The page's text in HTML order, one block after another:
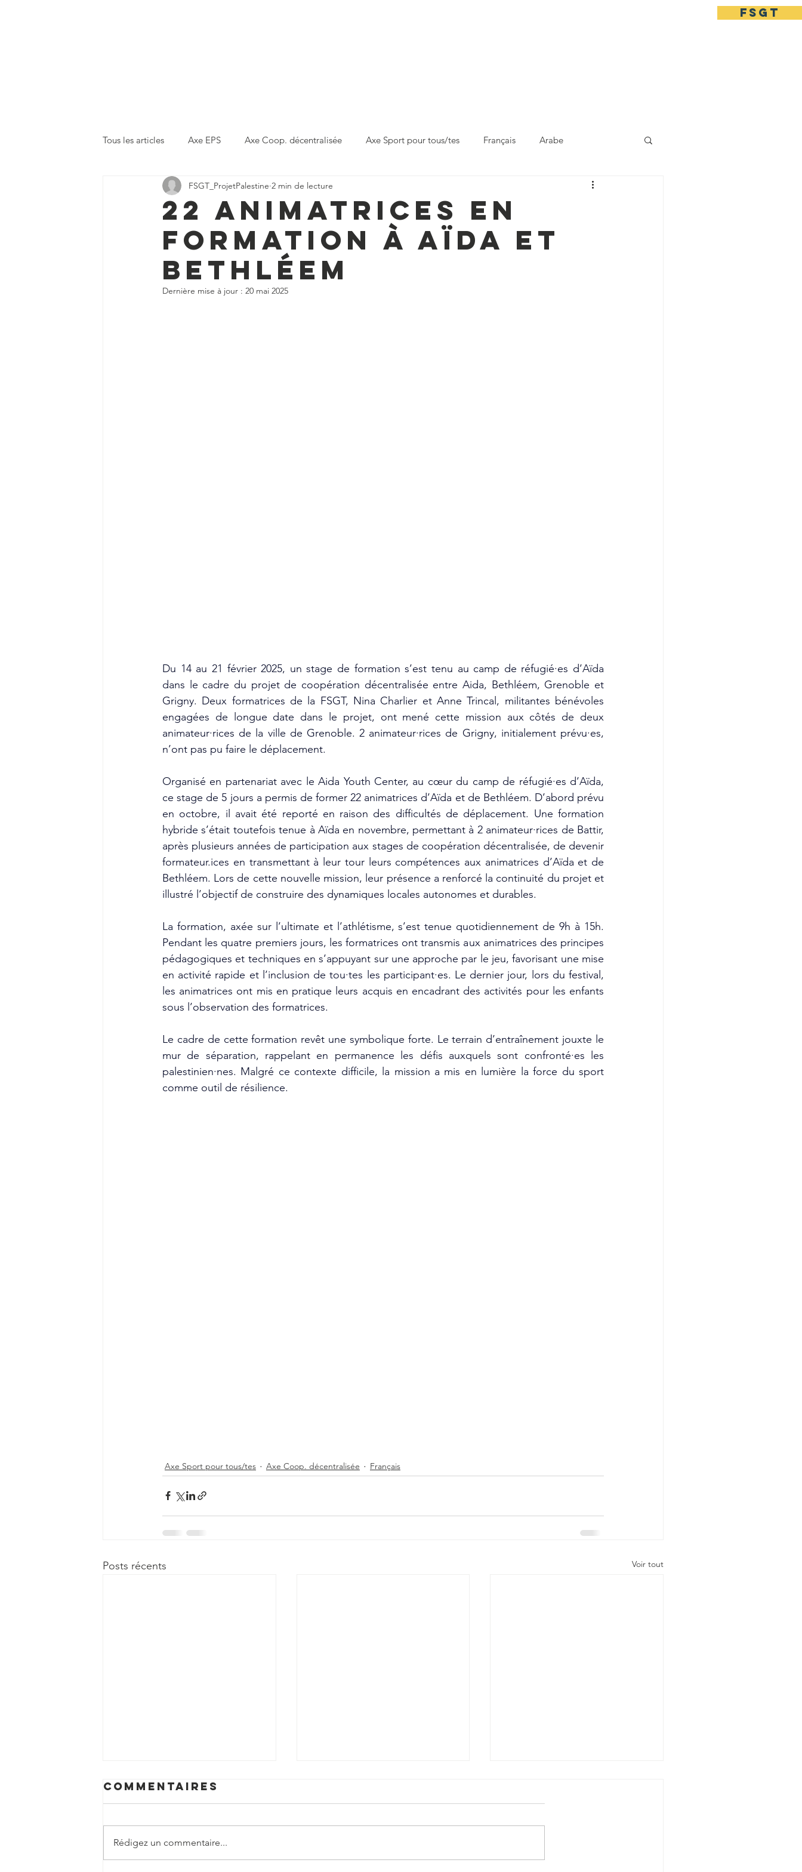
FSGT
Tous les articles Axe EPS Axe Coop. décentralisée Axe Sport pour tous/tes Français Arabe
22 animatrices en
formation à Aïda et
Bethléem
FSGT_ProjetPalestine 2 min de lecture
Dernière mise à jour : 20 mai 2025
Du 14 au 21 février 2025, un stage de formation s’est tenu au camp de réfugié·es d’Aïda
dans le cadre du projet de coopération décentralisée entre Aida, Bethléem, Grenoble et
Grigny. Deux formatrices de la FSGT, Nina Charlier et Anne Trincal, militantes bénévoles
engagées de longue date dans le projet, ont mené cette mission aux côtés de deux
animateur·rices de la ville de Grenoble. 2 animateur·rices de Grigny, initialement prévu·es,
n’ont pas pu faire le déplacement.
Organisé en partenariat avec le Aida Youth Center, au cœur du camp de réfugié·es d’Aïda,
ce stage de 5 jours a permis de former 22 animatrices d’Aïda et de Bethléem. D’abord prévu
en octobre, il avait été reporté en raison des difficultés de déplacement. Une formation
hybride s’était toutefois tenue à Aïda en novembre, permettant à 2 animateur·rices de Battir,
après plusieurs années de participation aux stages de coopération décentralisée, de devenir
formateur.ices en transmettant à leur tour leurs compétences aux animatrices d’Aïda et de
Bethléem. Lors de cette nouvelle mission, leur présence a renforcé la continuité du projet et
illustré l’objectif de construire des dynamiques locales autonomes et durables.
La formation, axée sur l’ultimate et l’athlétisme, s’est tenue quotidiennement de 9h à 15h.
Pendant les quatre premiers jours, les formatrices ont transmis aux animatrices des principes
pédagogiques et techniques en s’appuyant sur une approche par le jeu, favorisant une mise
en activité rapide et l’inclusion de tou·tes les participant·es. Le dernier jour, lors du festival,
les animatrices ont mis en pratique leurs acquis en encadrant des activités pour les enfants
sous l’observation des formatrices.
Le cadre de cette formation revêt une symbolique forte. Le terrain d’entraînement jouxte le
mur de séparation, rappelant en permanence les défis auxquels sont confronté·es les
palestinien·nes. Malgré ce contexte difficile, la mission a mis en lumière la force du sport
comme outil de résilience.
Axe Sport pour tous/tes Axe Coop. décentralisée Français
Posts récents Voir tout
Commentaires
Rédigez un commentaire...